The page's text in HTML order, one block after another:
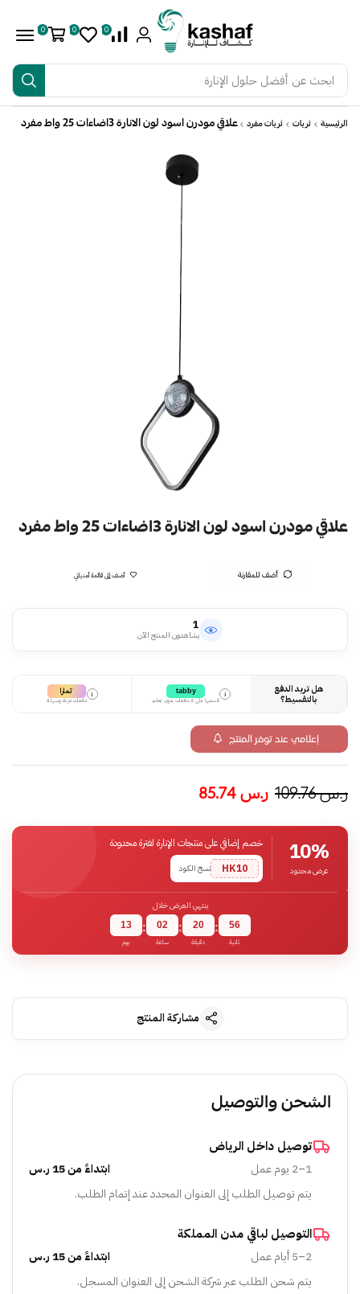
ابحث عن أفضل حلول الإنارة
0
0
0
الرئيسية ثريات ثريات مفرد علاقي مودرن اسود لون الانارة 3اضاءات 25 واط مفرد
علاقي مودرن اسود لون الانارة 3اضاءات 25 واط مفرد
أضف للمقارنة أضف إلى قائمة أمنياتي
1
يشاهدون المنتج الآن
هل تريد الدفع
بالتقسيط؟
i
tabby
قسمها على 4 دفعات بدون تعقيد
i تمارا
دفعات مرنة وسهلة
إعلامي عند توفر المنتج
ر.س109.76 ر.س
10%
عرض محدود
خصم إضافي على منتجات الإنارة لفترة محدودة
HK10
نسخ الكود
ينتهي العرض خلال
13
يوم
: 02
ساعة
: 20
دقيقة
: 55
ثانية
مشاركة المنتج
الشحن والتوصيل
توصيل داخل الرياض
1–2 يوم عمل
ابتداءً من 15 ر.س
يتم توصيل الطلب إلى العنوان المحدد عند إتمام الطلب.
التوصيل لباقي مدن المملكة
2–5 أيام عمل
ابتداءً من 15 ر.س
يتم شحن الطلب عبر شركة الشحن إلى العنوان المسجل.